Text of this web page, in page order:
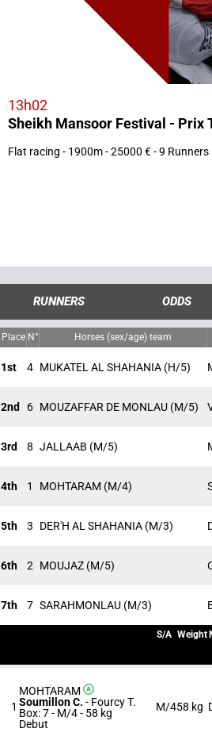
13h02
Sheikh Mansoor Festival - Prix
Flat racing - 1900m - 25000 € - 9 Runners
RUNNERS ODDS
Place N° Horses (sex/age) team
1st 4 MUKATEL AL SHAHANIA (H/5)
2nd 6 MOUZAFFAR DE MONLAU (M/5)
3rd 8 JALLAAB (M/5)
4th 1 MOHTARAM (M/4)
5th 3 DER'H AL SHAHANIA (M/3)
6th 2 MOUJAZ (M/5)
7th 7 SARAHMONLAU (M/3)
S/A Weight
1
MOHTARAM
Soumillon C. - Fourcy T.
Box: 7 - M/4 - 58 kg
Debut
M/458 kg